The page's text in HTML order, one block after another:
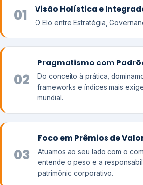
01 Visão Holística e
O Elo entre Estratégia,
02
Pragmatismo com
Do conceito à prática,
frameworks e índices mais
mundial.
03
Foco em Prêmios de
Atuamos ao seu lado com o
entende o peso e a
patrimônio corporativo.